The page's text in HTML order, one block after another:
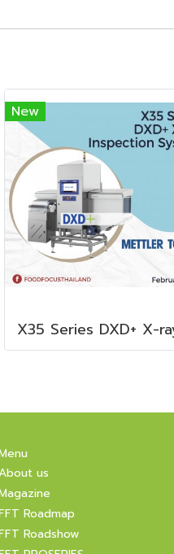
New
us
Roadmap
Roadshow